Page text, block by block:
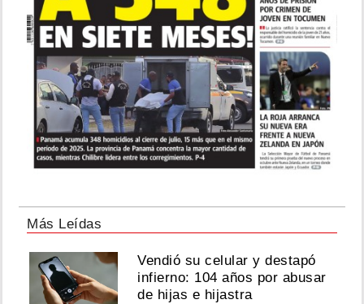
Más Leídas
Vendió su celular y destapó
infierno: 104 años por abusar
de hijas e hijastra